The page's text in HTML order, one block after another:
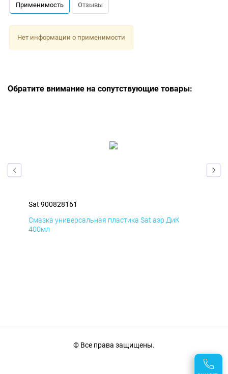
Применимость Отзывы
Нет информации о применимости
Обратите внимание на сопутствующие товары:
Sat 900828161
Смазка универсальная пластика Sat аэр ДиК
400мл
© Все права защищены.